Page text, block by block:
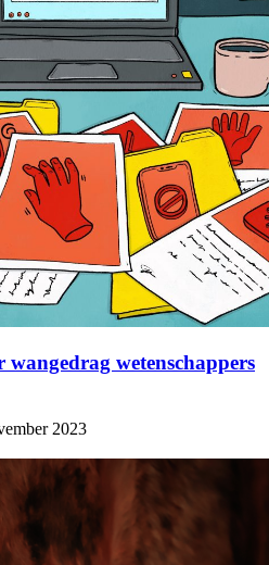
wangedrag wetenschappers
2023